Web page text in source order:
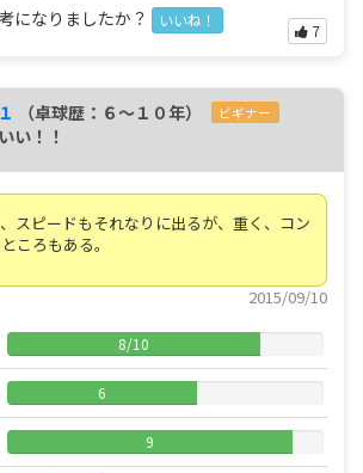
になりましたか？ いいね！
7
（卓球歴：６～１０年） ビギナー
い！！
スピードもそれなりに出るが、重く、コン
ころもある。
2015/09/10
8/10
6
9